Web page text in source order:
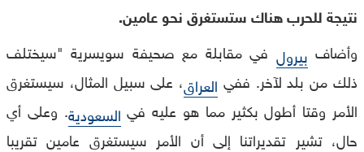
نتيجة للحرب هناك ستستغرق نحو عامين.
وأضاف بيرول في مقابلة مع صحيفة سويسرية "سيختلف
ذلك من بلد لآخر. ففي العراق، على سبيل المثال، سيستغرق
الأمر وقتا أطول بكثير مما هو عليه في السعودية. وعلى أي
حال، تشير تقديراتنا إلى أن الأمر سيستغرق عامين تقريبا